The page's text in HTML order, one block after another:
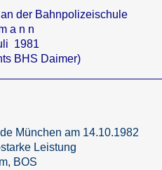
der Bahnpolizeischule
a n n
1981
BHS Daimer)
München am 14.10.1982
Leistung
BOS